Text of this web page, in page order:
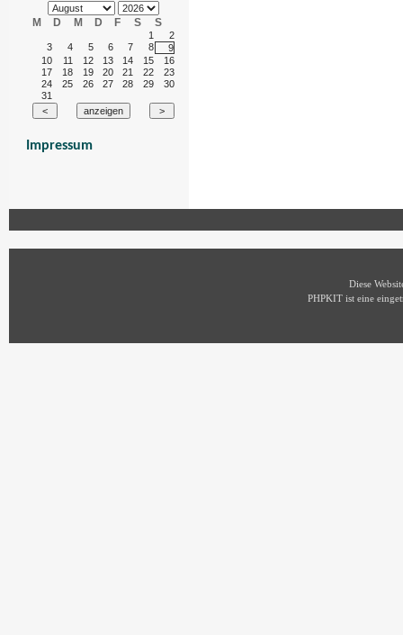
M D M D F S S
1
2
3
4 5 6 7 8
9
10
11 12 13 14 15
16
17
18 19 20 21 22
23
24
25 26 27 28 29
30
31
Impressum
Diese
PHPKIT ist eine